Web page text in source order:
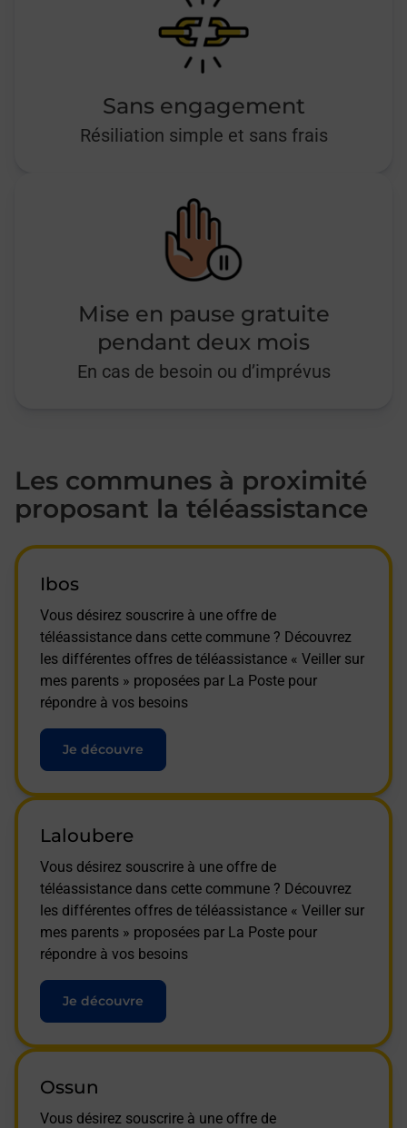
Sans engagement
Résiliation simple et sans frais
Mise en pause gratuite
pendant deux mois
En cas de besoin ou d’imprévus
Les communes à proximité
proposant la téléassistance
Ibos
Vous désirez souscrire à une offre de
téléassistance dans cette commune ? Découvrez
les différentes offres de téléassistance « Veiller sur
mes parents » proposées par La Poste pour
répondre à vos besoins
Je découvre
Laloubere
Vous désirez souscrire à une offre de
téléassistance dans cette commune ? Découvrez
les différentes offres de téléassistance « Veiller sur
mes parents » proposées par La Poste pour
répondre à vos besoins
Je découvre
Ossun
Vous désirez souscrire à une offre de